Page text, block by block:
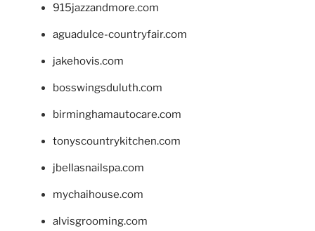
915jazzandmore.com
aguadulce-countryfair.com
jakehovis.com
bosswingsduluth.com
birminghamautocare.com
tonyscountrykitchen.com
jbellasnailspa.com
mychaihouse.com
alvisgrooming.com